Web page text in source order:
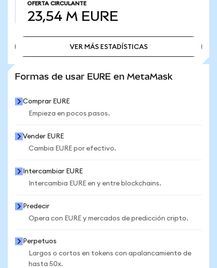
OFERTA CIRCULANTE
23,54 M EURE
VER MÁS ESTADÍSTICAS
Formas de usar EURE en MetaMask
Comprar EURE
Empieza en pocos pasos.
Vender EURE
Cambia EURE por efectivo.
Intercambiar EURE
Intercambia EURE en y entre blockchains.
Predecir
Opera con EURE y mercados de predicción cripto.
Perpetuos
Largos o cortos en tokens con apalancamiento de
hasta 50x.